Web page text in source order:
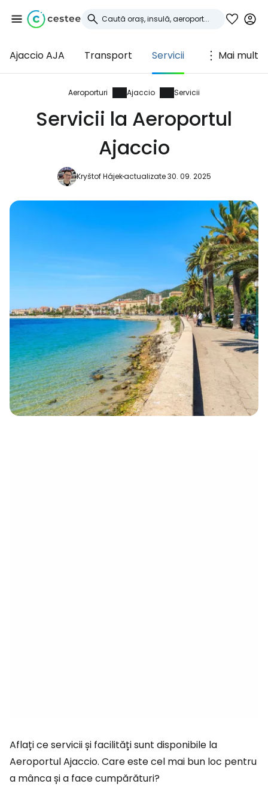
Ajaccio AJA Transport Servicii Mai mult
Aeroporturi Ajaccio Servicii
Servicii la Aeroportul
Ajaccio
Kryštof Hájekactualizate 30. 09. 2025
Aflați ce servicii și facilități sunt disponibile la
Aeroportul Ajaccio. Care este cel mai bun loc pentru
a mânca și a face cumpărături?
Conectați-vă la
Cestee
... comunitatea mondială a călătorilor
Continuați cu Google
Continuați cu e-mailul